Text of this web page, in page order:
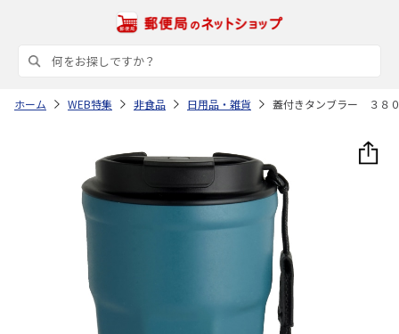
ホーム WEB特集 非食品 日用品・雑貨 蓋付きタンブラー ３８